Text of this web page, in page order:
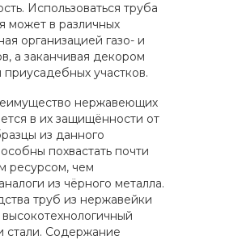
Использоваться труба
может в различных
организацией газо- и
а заканчивая декором
приусадебных участков.
нержавеющих
в их защищённости от
из данного
похвастать почти
ресурсом, чем
из чёрного металла.
труб из нержавейки
стали. Содержание